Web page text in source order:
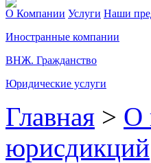
О Компании Услуги Наши
Иностранные компании
ВНЖ. Гражданство
Юридические услуги
Главная > О
юрисдикций